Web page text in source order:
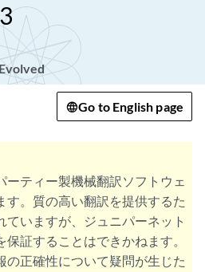
Go to English page
ーティー製機械翻訳ソフトウェ
す。質の高い翻訳を提供するた
ていますが、ジュニパーネット
証することはできかねます。
の正確性について疑問が生じた